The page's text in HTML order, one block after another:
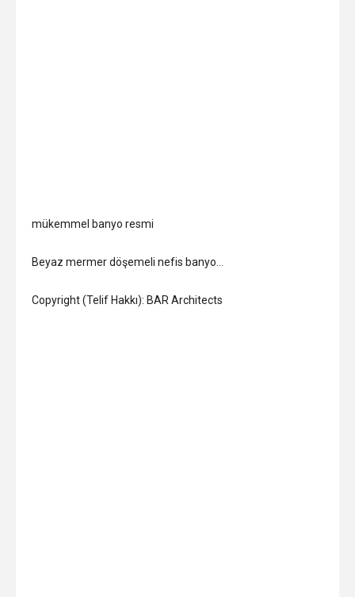
mükemmel banyo resmi
Beyaz mermer döşemeli nefis banyo…
Copyright (Telif Hakkı): BAR Architects